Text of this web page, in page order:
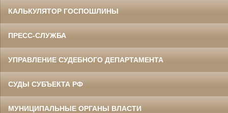
КАЛЬКУЛЯТОР ГОСПОШЛИНЫ
ПРЕСС-СЛУЖБА
УПРАВЛЕНИЕ СУДЕБНОГО ДЕПАРТАМЕНТА
СУДЫ СУБЪЕКТА РФ
МУНИЦИПАЛЬНЫЕ ОРГАНЫ ВЛАСТИ